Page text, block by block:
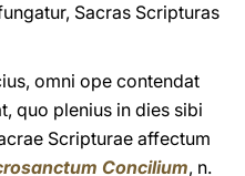
Sacras Scripturas
omni ope contendat
quo plenius in dies sibi
Scripturae affectum
Concilium, n.